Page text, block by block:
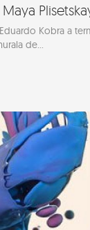
Kobra a
de...